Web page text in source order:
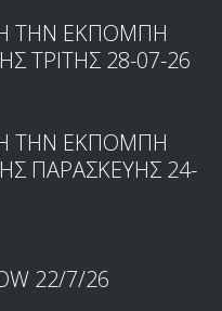
ΤΗΝ ΕΚΠΟΜΠΗ
ΤΡΙΤΗΣ 28-07-26
ΤΗΝ ΕΚΠΟΜΠΗ
ΠΑΡΑΣΚΕΥΗΣ 24-
22/7/26